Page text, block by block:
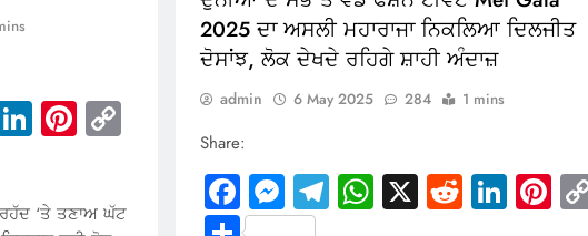
LinkedInPinterest
‘ਤੇ ਤਣਾਅ ਘੱਟ
2025 ਦਾ ਅਸਲੀ ਮਹਾਰਾਜਾ ਨਿਕਲਿਆ ਦਿਲਜੀਤ
ਦੋਸਾਂਝ, ਲੋਕ ਦੇਖਦੇ ਰਹਿਗੇ ਸ਼ਾਹੀ ਅੰਦਾਜ਼
admin 6 May 2025 284 1 mins
Share:
Facebook
Messenger
Telegram
WhatsApp
X Reddit